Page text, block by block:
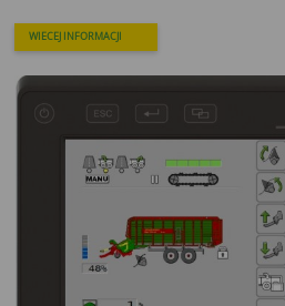
WIECEJ INFORMACJI